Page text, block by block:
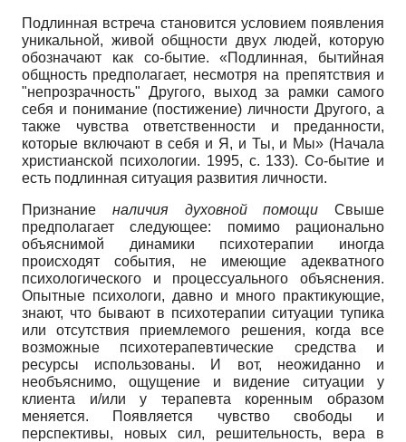
Подлинная встреча становится условием появления
уникальной, живой общности двух людей, которую
обозначают как со-бытие. «Подлинная, бытийная
общность предполагает, несмотря на препятствия и
"непрозрачность" Другого, выход за рамки самого
себя и понимание (постижение) личности Другого, а
также чувства ответственности и преданности,
которые включают в себя и Я, и Ты, и Мы» (Начала
христианской психологии. 1995, с. 133). Со-бытие и
есть подлинная ситуация развития личности.
Признание наличия духовной помощи Свыше
предполагает следующее: помимо рационально
объяснимой динамики психотерапии иногда
происходят события, не имеющие адекватного
психологического и процессуального объяснения.
Опытные психологи, давно и много практикующие,
знают, что бывают в психотерапии ситуации тупика
или отсутствия приемлемого решения, когда все
возможные психотерапевтические средства и
ресурсы использованы. И вот, неожиданно и
необъяснимо, ощущение и видение ситуации у
клиента и/или у терапевта коренным образом
меняется. Появляется чувство свободы и
перспективы, новых сил, решительность, вера в